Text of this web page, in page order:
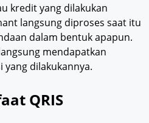
kredit yang dilakukan
langsung diproses saat itu
dalam bentuk apapun.
mendapatkan
dilakukannya.
QRIS